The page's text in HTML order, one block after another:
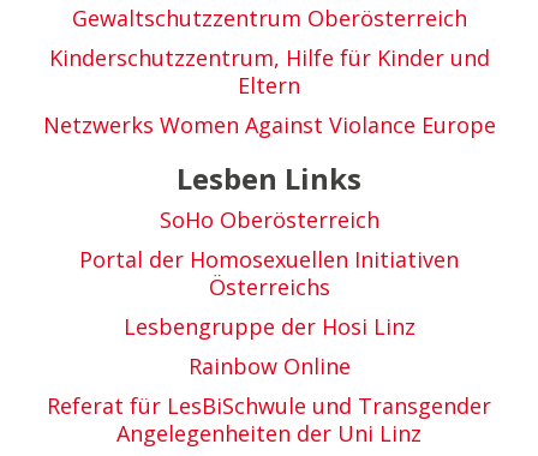
Gewaltschutzzentrum Oberösterreich
Kinderschutzzentrum, Hilfe für Kinder und
Eltern
Netzwerks Women Against Violance Europe
Lesben Links
SoHo Oberösterreich
Portal der Homosexuellen Initiativen
Österreichs
Lesbengruppe der Hosi Linz
Rainbow Online
Referat für LesBiSchwule und Transgender
Angelegenheiten der Uni Linz